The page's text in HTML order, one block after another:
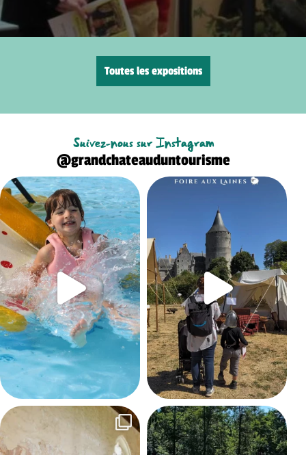
Toutes les expositions
Suivez-nous sur Instagram
@grandchateauduntourisme